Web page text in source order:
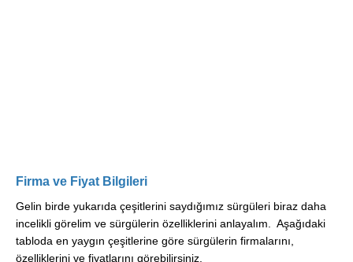
Firma ve Fiyat Bilgileri
Gelin birde yukarıda çeşitlerini saydığımız sürgüleri biraz daha
incelikli görelim ve sürgülerin özelliklerini anlayalım. Aşağıdaki
tabloda en yaygın çeşitlerine göre sürgülerin firmalarını,
özelliklerini ve fiyatlarını görebilirsiniz.